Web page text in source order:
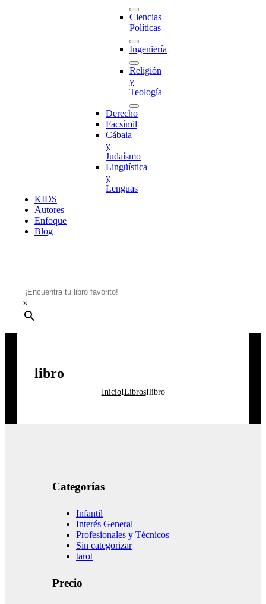
Ciencias
Políticas
Ingeniería
Religión
y
Teología
Derecho
Facsímil
Cábala
y
Judaísmo
Lingüística
y
Lenguas
KIDS
Autores
Enfoque
Blog
×
libro
InicioILibrosIlibro
Categorías
Infantil
Interés General
Profesionales y Técnicos
Sin categorizar
tarot
Precio